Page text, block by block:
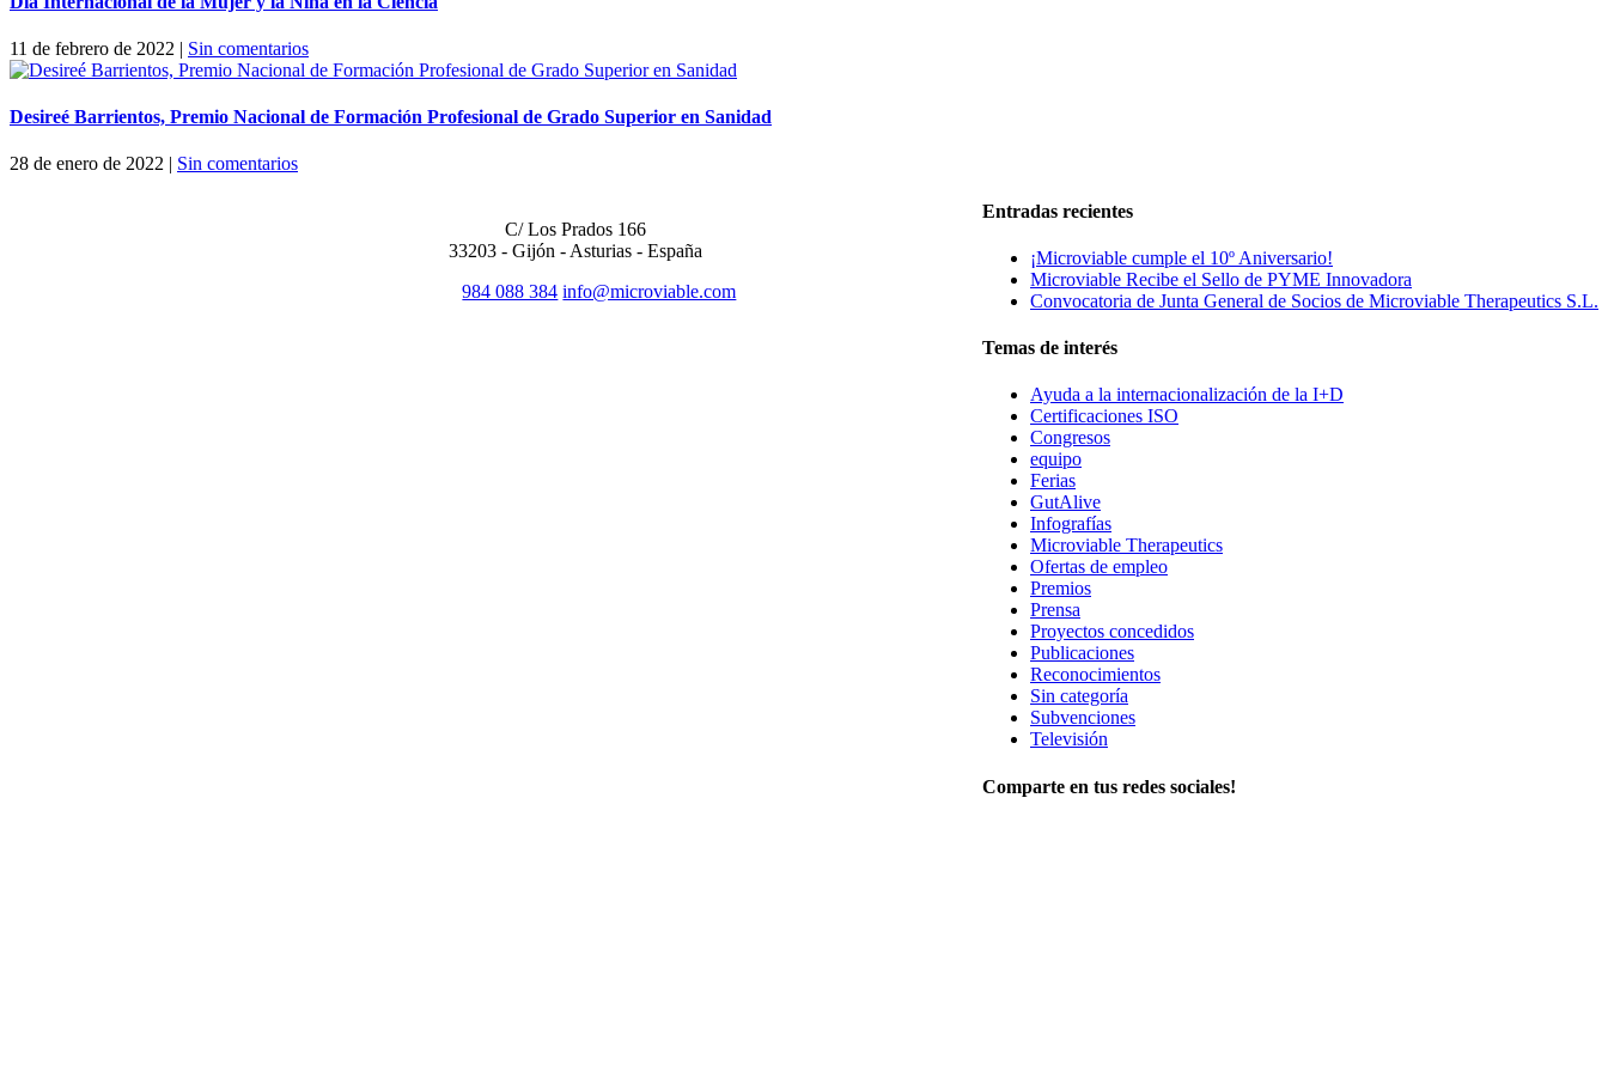
11 de febrero de 2022 | Sin comentarios
Desireé Barrientos, Premio Nacional de Formación Profesional de Grado Superior en Sanidad
28 de enero de 2022 | Sin comentarios
Entradas recientes
¡Microviable cumple el 10º Aniversario!
Microviable Recibe el Sello de PYME Innovadora
Convocatoria de Junta General de Socios de Microviable Therapeutics S.L.
Temas de interés
Ayuda a la internacionalización de la I+D
Certificaciones ISO
Congresos
equipo
Ferias
GutAlive
Infografías
Microviable Therapeutics
Ofertas de empleo
Premios
Prensa
Proyectos concedidos
Publicaciones
Reconocimientos
Sin categoría
Subvenciones
Televisión
Comparte en tus redes sociales!
C/ Los Prados 166
33203 - Gijón - Asturias - España
984 088 384 info@microviable.com